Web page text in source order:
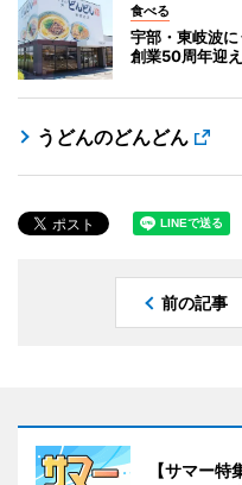
食べる
宇部・東岐波に
創業50周年迎
うどんのどんどん
前の記事
【サマー特